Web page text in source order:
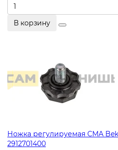
В корзину
Ножка регулируемая СМА
2912701400